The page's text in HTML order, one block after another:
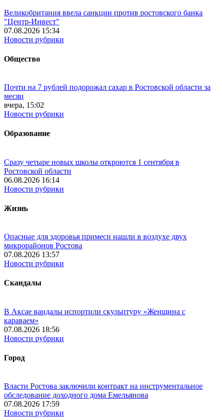
Великобритания ввела санкции против ростовского банка
"Центр-Инвест"
07.08.2026 15:34
Новости рубрики
Общество
Почти на 7 рублей подорожал сахар в Ростовской области за
месяц
вчера, 15:02
Новости рубрики
Образование
Сразу четыре новых школы откроются 1 сентября в
Ростовской области
06.08.2026 16:14
Новости рубрики
Жизнь
Опасные для здоровья примеси нашли в воздухе двух
микрорайонов Ростова
07.08.2026 13:57
Новости рубрики
Скандалы
В Аксае вандалы испортили скульптуру «Женщина с
караваем»
07.08.2026 18:56
Новости рубрики
Город
Власти Ростова заключили контракт на инструментальное
обследование доходного дома Емельянова
07.08.2026 17:59
Новости рубрики